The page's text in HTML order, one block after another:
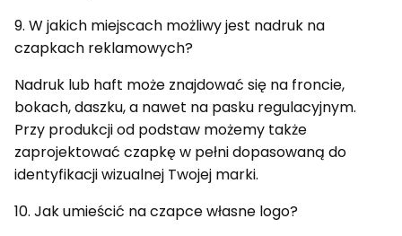
9. W jakich miejscach możliwy jest nadruk na
czapkach reklamowych?
Nadruk lub haft może znajdować się na froncie,
bokach, daszku, a nawet na pasku regulacyjnym.
Przy produkcji od podstaw możemy także
zaprojektować czapkę w pełni dopasowaną do
identyfikacji wizualnej Twojej marki.
10. Jak umieścić na czapce własne logo?